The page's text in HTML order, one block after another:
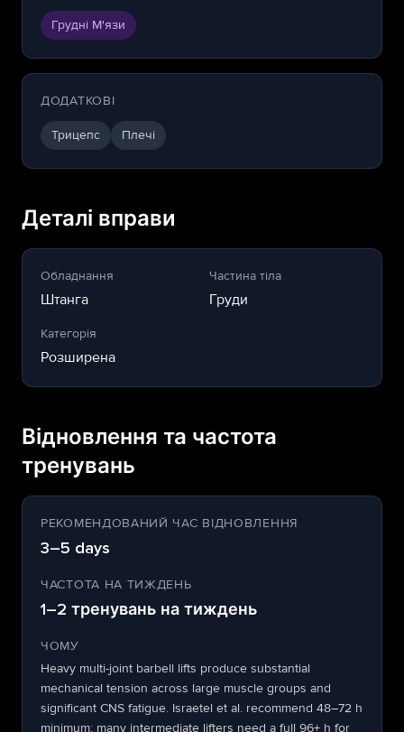
Грудні М'язи
ДОДАТКОВІ
Трицепс Плечі
Деталі вправи
Обладнання
Штанга
Частина тіла
Груди
Категорія
Розширена
Відновлення та частота
тренувань
РЕКОМЕНДОВАНИЙ ЧАС ВІДНОВЛЕННЯ
3–5 days
ЧАСТОТА НА ТИЖДЕНЬ
1–2 тренувань на тиждень
ЧОМУ
Heavy multi-joint barbell lifts produce substantial
mechanical tension across large muscle groups and
significant CNS fatigue. Israetel et al. recommend 48–72 h
minimum; many intermediate lifters need a full 96+ h for